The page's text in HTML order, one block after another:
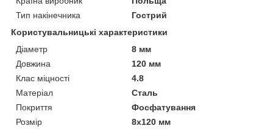
Тип накінечника
Гострий
Користувальницькі характеристики
Діаметр
8 мм
Довжина
120 мм
Клас міцності
4.8
Матеріал
Сталь
Покриття
Фосфатування
Розмір
8х120 мм